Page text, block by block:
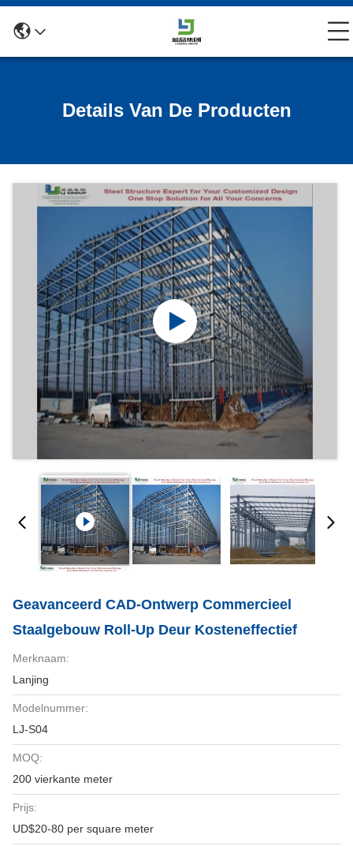
Details Van De Producten
Geavanceerd CAD-Ontwerp Commercieel
Staalgebouw Roll-Up Deur Kosteneffectief
Merknaam:
Lanjing
Modelnummer:
LJ-S04
MOQ:
200 vierkante meter
Prijs:
UD$20-80 per square meter